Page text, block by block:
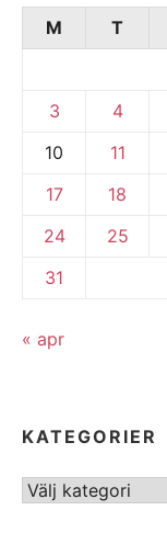
M
T
3
4
10
11
17
18
24
25
31
« apr
KATEGORIER
Kategorier